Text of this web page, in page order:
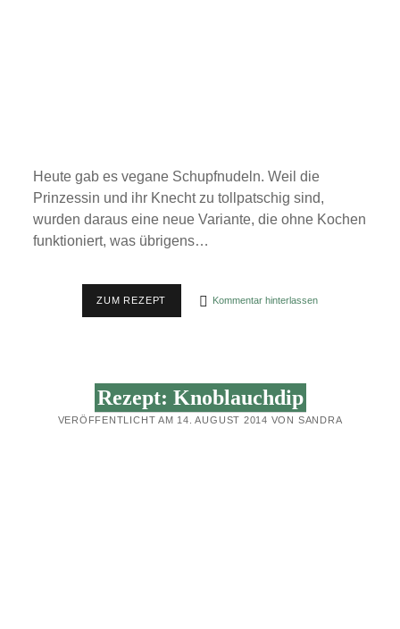
Heute gab es vegane Schupfnudeln. Weil die
Prinzessin und ihr Knecht zu tollpatschig sind,
wurden daraus eine neue Variante, die ohne Kochen
funktioniert, was übrigens…
ZUM REZEPT REZEPT:
OHNE
KOCHEN
Kommentar hinterlassen
Rezept: Knoblauchdip
VERÖFFENTLICHT AM 14. AUGUST 2014 VON SANDRA